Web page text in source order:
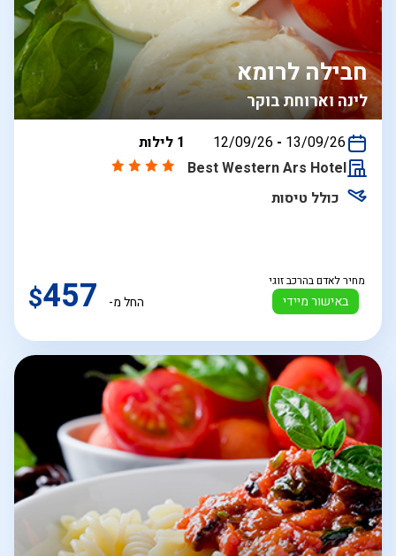
לינה וארוחת בוקר
חבילה לרומא
בין
12/09/26 - 13/09/26
1 לילות
Best Western Ars Hotel
כולל טיסות
באישור מיידי
מחיר לאדם בהרכב זוגי
החל מ- $457